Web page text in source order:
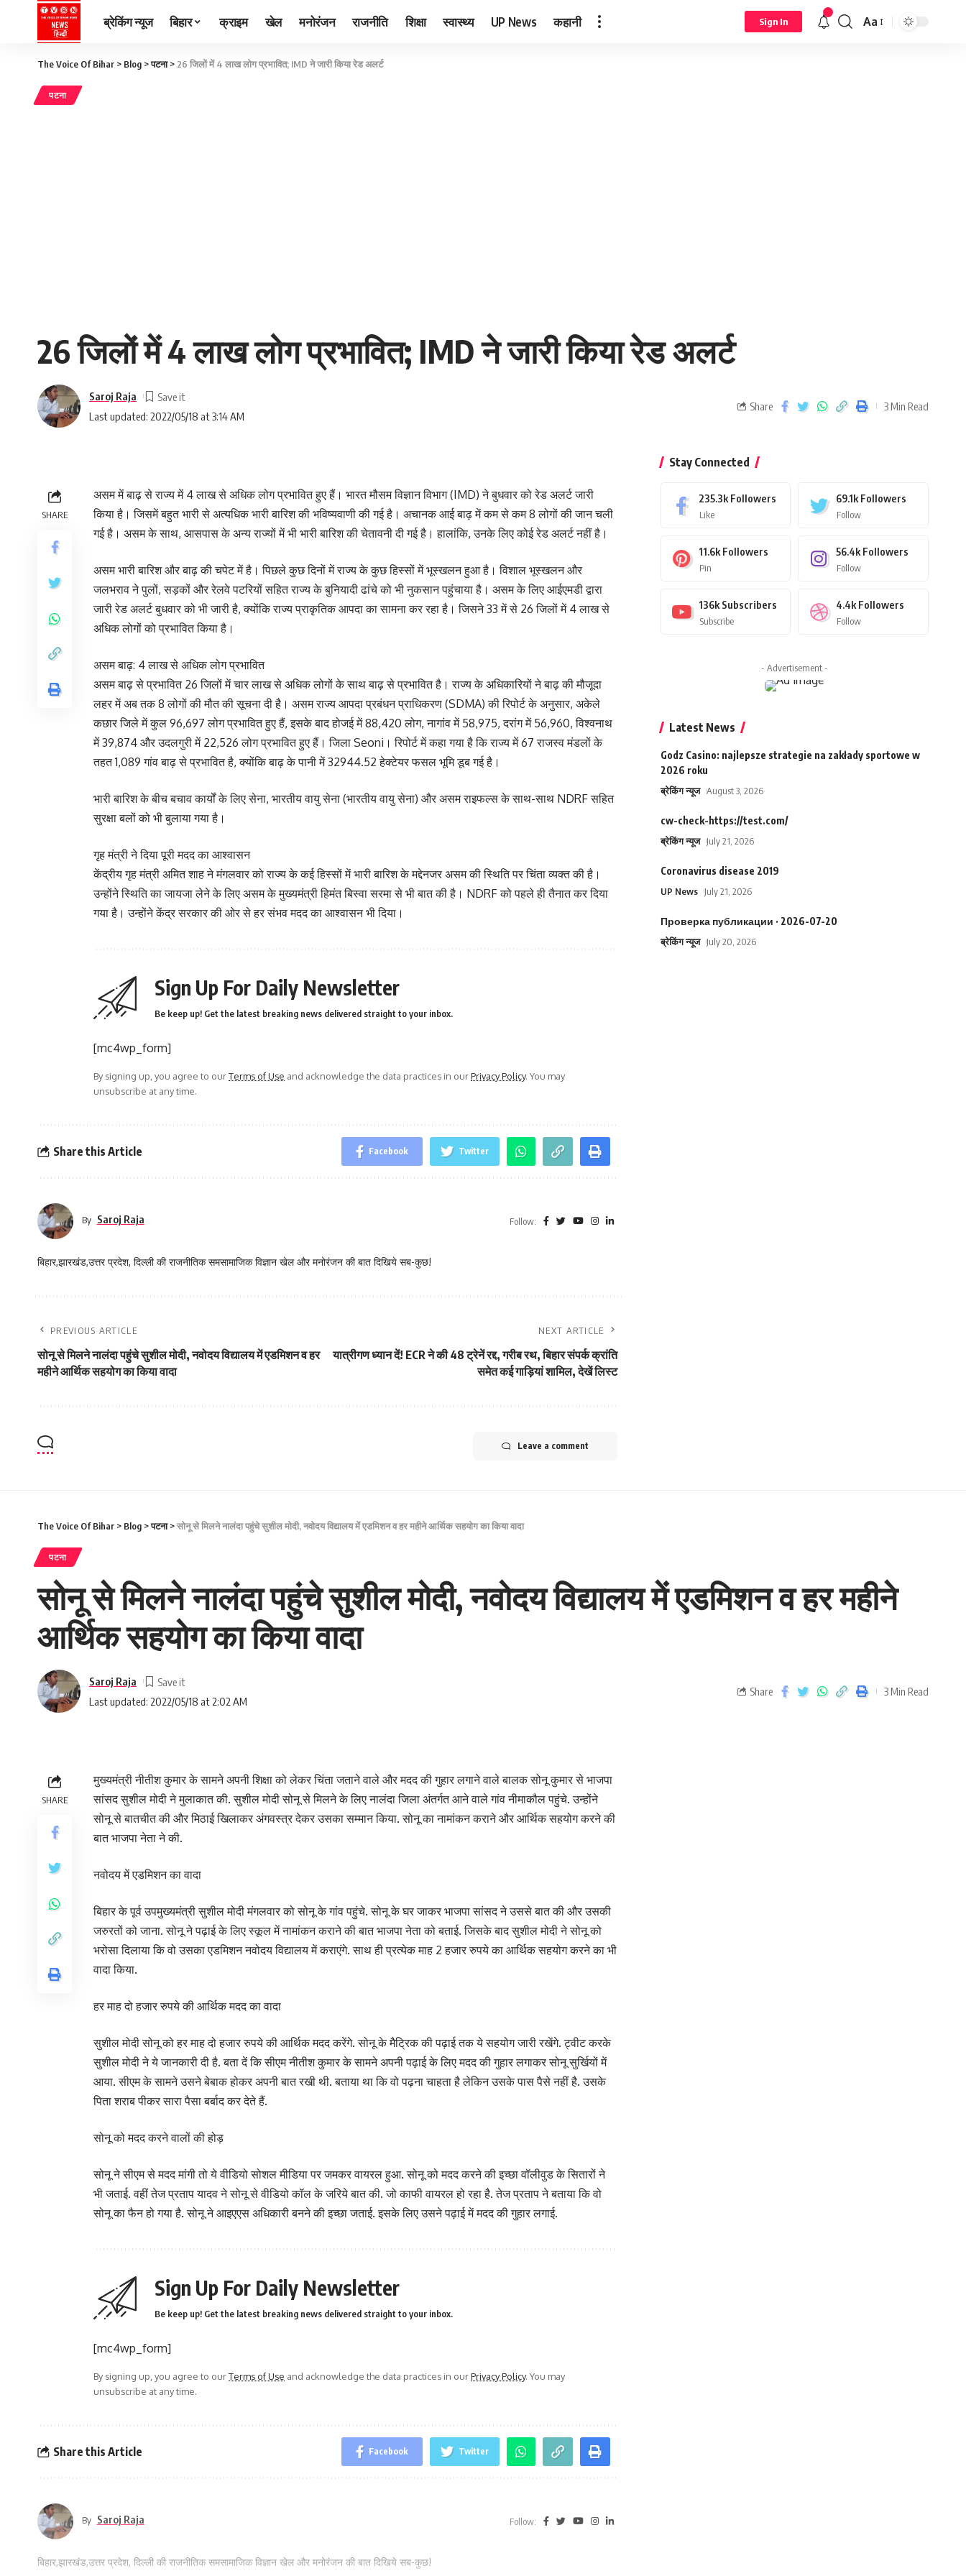
ब्रेकिंग न्यूज बिहार क्राइम खेल मनोरंजन राजनीति शिक्षा स्वास्थ्य UP News कहानी Sign In Aa
The Voice Of Bihar > Blog >पटना> 26 जिलों में 4 लाख लोग प्रभावित; IMD ने जारी किया रेड अलर्ट
पटना
26 जिलों में 4 लाख लोग प्रभावित; IMD ने जारी किया रेड अलर्ट
Last updated: 2022/05/18 at 3:14 AM
Saroj Raja
Share 3 Min Read
SHARE
असम में बाढ़ से राज्य में 4 लाख से अधिक लोग प्रभावित हुए हैं। भारत मौसम विज्ञान विभाग (IMD) ने बुधवार को रेड अलर्ट जारी
किया है। जिसमें बहुत भारी से अत्यधिक भारी बारिश की भविष्यवाणी की गई है। अचानक आई बाढ़ में कम से कम 8 लोगों की जान चली
गई है। असम के साथ, आसपास के अन्य राज्यों में भी भारी बारिश की चेतावनी दी गई है। हालांकि, उनके लिए कोई रेड अलर्ट नहीं है।
असम भारी बारिश और बाढ़ की चपेट में है। पिछले कुछ दिनों में राज्य के कुछ हिस्सों में भूस्खलन हुआ है। विशाल भूस्खलन और
जलभराव ने पुलों, सड़कों और रेलवे पटरियों सहित राज्य के बुनियादी ढांचे को भी नुकसान पहुंचाया है। असम के लिए आईएमडी द्वारा
जारी रेड अलर्ट बुधवार को भी जारी है, क्योंकि राज्य प्राकृतिक आपदा का सामना कर रहा है। जिसने 33 में से 26 जिलों में 4 लाख से
अधिक लोगों को प्रभावित किया है।
असम बाढ़: 4 लाख से अधिक लोग प्रभावित
असम बाढ़ से प्रभावित 26 जिलों में चार लाख से अधिक लोगों के साथ बाढ़ से प्रभावित है। राज्य के अधिकारियों ने बाढ़ की मौजूदा
लहर में अब तक 8 लोगों की मौत की सूचना दी है। असम राज्य आपदा प्रबंधन प्राधिकरण (SDMA) की रिपोर्ट के अनुसार, अकेले
कछार जिले में कुल 96,697 लोग प्रभावित हुए हैं, इसके बाद होजई में 88,420 लोग, नागांव में 58,975, दरांग में 56,960, विश्वनाथ
में 39,874 और उदलगुरी में 22,526 लोग प्रभावित हुए हैं। जिला Seoni। रिपोर्ट में कहा गया है कि राज्य में 67 राजस्व मंडलों के
तहत 1,089 गांव बाढ़ से प्रभावित है, क्योंकि बाढ़ के पानी में 32944.52 हेक्टेयर फसल भूमि डूब गई है।
भारी बारिश के बीच बचाव कार्यों के लिए सेना, भारतीय वायु सेना (भारतीय वायु सेना) और असम राइफल्स के साथ-साथ NDRF सहित
सुरक्षा बलों को भी बुलाया गया है।
गृह मंत्री ने दिया पूरी मदद का आश्वासन
केंद्रीय गृह मंत्री अमित शाह ने मंगलवार को राज्य के कई हिस्सों में भारी बारिश के मद्देनजर असम की स्थिति पर चिंता व्यक्त की है।
उन्होंने स्थिति का जायजा लेने के लिए असम के मुख्यमंत्री हिमंत बिस्वा सरमा से भी बात की है। NDRF को पहले ही तैनात कर दिया
गया है। उन्होंने केंद्र सरकार की ओर से हर संभव मदद का आश्वासन भी दिया।
Sign Up For Daily Newsletter
Be keep up! Get the latest breaking news delivered straight to your inbox.
[mc4wp_form]
By signing up, you agree to ourTerms of Use and acknowledge the data practices in ourPrivacy Policy. You may
unsubscribe at any time.
Share this Article Facebook Twitter
By Saroj Raja Follow:
बिहार,झारखंड,उत्तर प्रदेश, दिल्ली की राजनीतिक समसामाजिक विज्ञान खेल और मनोरंजन की बात दिखिये सब-कुछ!
PREVIOUS ARTICLE
सोनू से मिलने नालंदा पहुंचे सुशील मोदी, नवोदय विद्यालय में एडमिशन व हर
महीने आर्थिक सहयोग का किया वादा
NEXT ARTICLE
यात्रीगण ध्यान दें! ECR ने की 48 ट्रेनें रद्द, गरीब रथ, बिहार संपर्क क्रांति
समेत कई गाड़ियां शामिल, देखें लिस्ट
Leave a comment
Stay Connected
235.3k Followers
Like
69.1k Followers
Follow
11.6k Followers
Pin
56.4k Followers
Follow
136k Subscribers
Subscribe
4.4k Followers
Follow
- Advertisement -
Latest News
Godz Casino: najlepsze strategie na zakłady sportowe w
2026 roku
ब्रेकिंग न्यूज August 3, 2026
cw-check-https://test.com/
ब्रेकिंग न्यूज July 21, 2026
Coronavirus disease 2019
UP News July 21, 2026
Проверка публикации · 2026-07-20
ब्रेकिंग न्यूज July 20, 2026
The Voice Of Bihar > Blog >पटना>सोनू से मिलने नालंदा पहुंचे सुशील मोदी, नवोदय विद्यालय में एडमिशन व हर महीने आर्थिक सहयोग का किया वादा
पटना
सोनू से मिलने नालंदा पहुंचे सुशील मोदी, नवोदय विद्यालय में एडमिशन व हर महीने
आर्थिक सहयोग का किया वादा
Last updated: 2022/05/18 at 2:02 AM
Saroj Raja
Share 3 Min Read
SHARE
मुख्यमंत्री नीतीश कुमार के सामने अपनी शिक्षा को लेकर चिंता जताने वाले और मदद की गुहार लगाने वाले बालक सोनू कुमार से भाजपा
सांसद सुशील मोदी ने मुलाकात की. सुशील मोदी सोनू से मिलने के लिए नालंदा जिला अंतर्गत आने वाले गांव नीमाकौल पहुंचे. उन्होंने
सोनू से बातचीत की और मिठाई खिलाकर अंगवस्त्र देकर उसका सम्मान किया. सोनू का नामांकन कराने और आर्थिक सहयोग करने की
बात भाजपा नेता ने की.
नवोदय में एडमिशन का वादा
बिहार के पूर्व उपमुख्यमंत्री सुशील मोदी मंगलवार को सोनू के गांव पहुंचे. सोनू के घर जाकर भाजपा सांसद ने उससे बात की और उसकी
जरुरतों को जाना. सोनू ने पढ़ाई के लिए स्कूल में नामांकन कराने की बात भाजपा नेता को बताई. जिसके बाद सुशील मोदी ने सोनू को
भरोसा दिलाया कि वो उसका एडमिशन नवोदय विद्यालय में कराएंगे. साथ ही प्रत्येक माह 2 हजार रुपये का आर्थिक सहयोग करने का भी
वादा किया.
हर माह दो हजार रुपये की आर्थिक मदद का वादा
सुशील मोदी सोनू को हर माह दो हजार रुपये की आर्थिक मदद करेंगे. सोनू के मैट्रिक की पढ़ाई तक ये सहयोग जारी रखेंगे. ट्वीट करके
सुशील मोदी ने ये जानकारी दी है. बता दें कि सीएम नीतीश कुमार के सामने अपनी पढ़ाई के लिए मदद की गुहार लगाकर सोनू सुर्खियों में
आया. सीएम के सामने उसने बेबाक होकर अपनी बात रखी थी. बताया था कि वो पढ़ना चाहता है लेकिन उसके पास पैसे नहीं है. उसके
पिता शराब पीकर सारा पैसा बर्बाद कर देते हैं.
सोनू को मदद करने वालों की होड़
सोनू ने सीएम से मदद मांगी तो ये वीडियो सोशल मीडिया पर जमकर वायरल हुआ. सोनू को मदद करने की इच्छा वॉलीवुड के सितारों ने
भी जताई. वहीं तेज प्रताप यादव ने सोनू से वीडियो कॉल के जरिये बात की. जो काफी वायरल हो रहा है. तेज प्रताप ने बताया कि वो
सोनू का फैन हो गया है. सोनू ने आइएएस अधिकारी बनने की इच्छा जताई. इसके लिए उसने पढ़ाई में मदद की गुहार लगाई.
Sign Up For Daily Newsletter
Be keep up! Get the latest breaking news delivered straight to your inbox.
[mc4wp_form]
By signing up, you agree to ourTerms of Use and acknowledge the data practices in ourPrivacy Policy. You may
unsubscribe at any time.
Share this Article Facebook Twitter
By Saroj Raja Follow:
बिहार,झारखंड,उत्तर प्रदेश, दिल्ली की राजनीतिक समसामाजिक विज्ञान खेल और मनोरंजन की बात दिखिये सब-कुछ!